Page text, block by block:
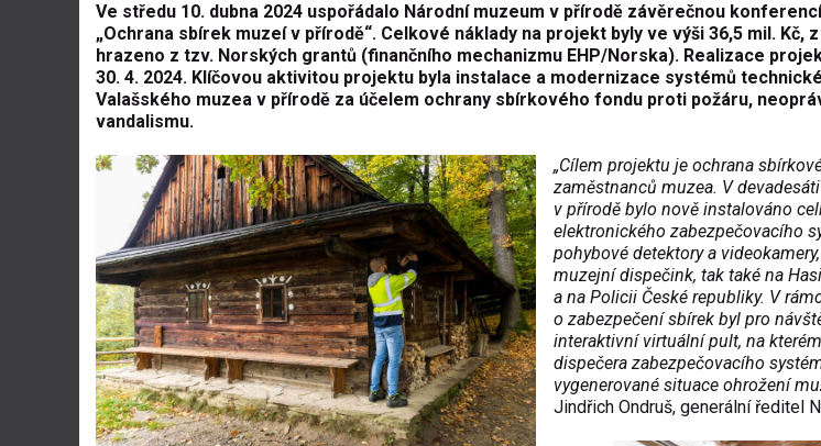
Ve středu 10. dubna 2024 uspořádalo Národní muzeum v přírodě závěrečnou
„Ochrana sbírek muzeí v přírodě“. Celkové náklady na projekt byly ve výši 36,5 mil. Kč,
hrazeno z tzv. Norských grantů (finančního mechanizmu EHP/Norska). Realizace
30. 4. 2024. Klíčovou aktivitou projektu byla instalace a modernizace systémů
Valašského muzea v přírodě za účelem ochrany sbírkového fondu proti požáru,
vandalismu.
„Cílem projektu je ochrana
zaměstnanců muzea. V
v přírodě bylo nově instalováno
elektronického zabezpečovacího
pohybové detektory a
muzejní dispečink, tak také na
a na Policii České republiky. V
o zabezpečení sbírek byl pro
interaktivní virtuální pult, na
dispečera zabezpečovacího
vygenerované situace ohrožení
Jindřich Ondruš, generální ředitel